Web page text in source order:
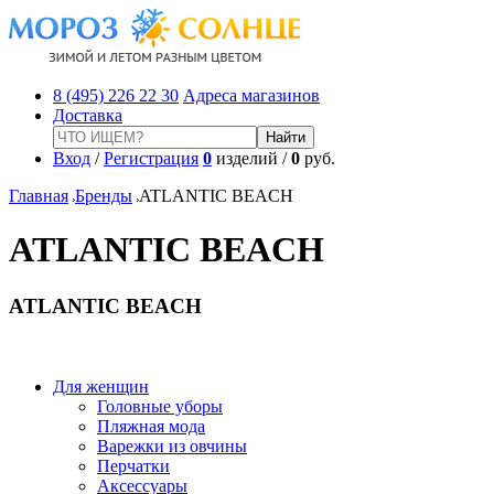
8 (495) 226 22 30 Адреса магазинов
Доставка
Вход /Регистрация 0 изделий /0 руб.
Главная Бренды ATLANTIC BEACH
ATLANTIC BEACH
ATLANTIC BEACH
Для женщин
Головные уборы
Пляжная мода
Варежки из овчины
Перчатки
Аксессуары